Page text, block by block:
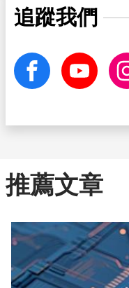
追蹤我們
facebook Youtube
推薦文章